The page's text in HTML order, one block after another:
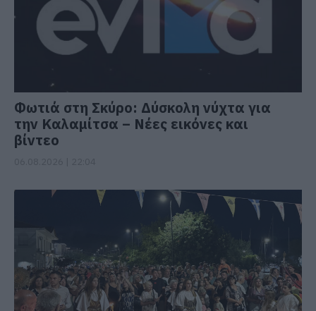
Φωτιά στη Σκύρο: Δύσκολη νύχτα για
την Καλαμίτσα – Νέες εικόνες και
βίντεο